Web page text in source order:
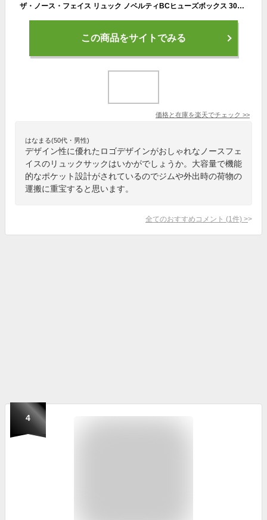
ザ・ノース・フェイス リュック ノベルティBCヒューズボックス 30L YT メンズ レディース NM82250 THE NORTH FACE バックパック バッグ ノースフェイス
この商品をサイトでみる
価格と在庫を楽天でチェック >>
はなまる(50代・男性)
デザイン性に優れたロゴデザインがおしゃれなノースフェ
イスのリュックサックはいかがでしょうか。大容量で機能
的なポケット設計がされているのでジムや外出時の荷物の
運搬に重宝すると思います。
全てのおすすめコメント (1 件) >
4